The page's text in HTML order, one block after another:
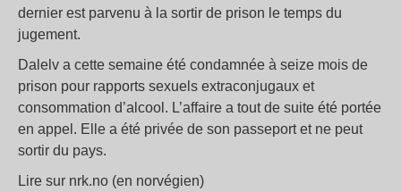
dernier est parvenu à la sortir de prison le temps du
jugement.
Dalelv a cette semaine été condamnée à seize mois de
prison pour rapports sexuels extraconjugaux et
consommation d’alcool. L’affaire a tout de suite été portée
en appel. Elle a été privée de son passeport et ne peut
sortir du pays.
Lire sur nrk.no (en norvégien)